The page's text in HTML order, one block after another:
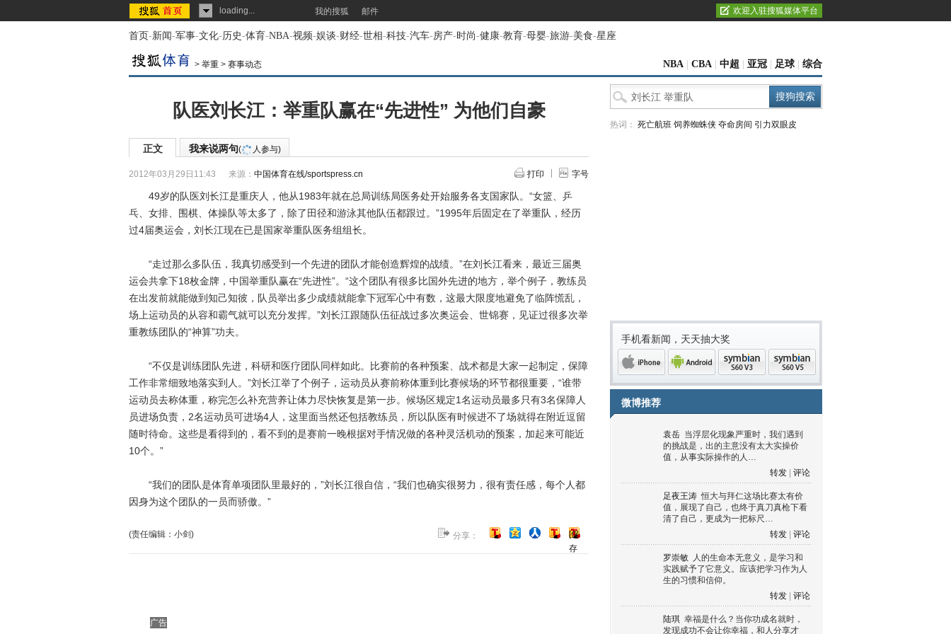
loading... 我的搜狐 邮件 欢迎入驻搜狐媒体平台
首页-新闻-军事-文化-历史-体育-NBA-视频-娱谈-财经-世相-科技-汽车-房产-时尚-健康-教育-母婴-旅游-美食-星座
> 举重 > 赛事动态 NBA CBA 中超 亚冠 足球 综合
队医刘长江：举重队赢在“先进性” 为他们自豪
正文 我来说两句( 人参与)
2012年03月29日11:43 来源： 中国体育在线/sportspress.cn 打印 字号
49岁的队医刘长江是重庆人，他从1983年就在总局训练局医务处开始服务各支国家队。“女篮、乒
乓、女排、围棋、体操队等太多了，除了田径和游泳其他队伍都跟过。”1995年后固定在了举重队，经历
过4届奥运会，刘长江现在已是国家举重队医务组组长。
“走过那么多队伍，我真切感受到一个先进的团队才能创造辉煌的战绩。”在刘长江看来，最近三届奥
运会共拿下18枚金牌，中国举重队赢在“先进性”。“这个团队有很多比国外先进的地方，举个例子，教练员
在出发前就能做到知己知彼，队员举出多少成绩就能拿下冠军心中有数，这最大限度地避免了临阵慌乱，
场上运动员的从容和霸气就可以充分发挥。”刘长江跟随队伍征战过多次奥运会、世锦赛，见证过很多次举
重教练团队的“神算”功夫。
“不仅是训练团队先进，科研和医疗团队同样如此。比赛前的各种预案、战术都是大家一起制定，保障
工作非常细致地落实到人。”刘长江举了个例子，运动员从赛前称体重到比赛候场的环节都很重要，“谁带
运动员去称体重，称完怎么补充营养让体力尽快恢复是第一步。候场区规定1名运动员最多只有3名保障人
员进场负责，2名运动员可进场4人，这里面当然还包括教练员，所以队医有时候进不了场就得在附近逗留
随时待命。这些是看得到的，看不到的是赛前一晚根据对手情况做的各种灵活机动的预案，加起来可能近
10个。”
“我们的团队是体育单项团队里最好的，”刘长江很自信，“我们也确实很努力，很有责任感，每个人都
因身为这个团队的一员而骄傲。”
(责任编辑：小剑) 分享：
[保
存
广告
热词： 死亡航班 饲养蜘蛛侠 夺命房间 引力双眼皮
手机看新闻，天天抽大奖
Android symbian
微博推荐
袁岳 当浮层化现象严重时，我们遇到
的挑战是，出的主意没有太大实操价
值，从事实际操作的人…
转发
评论
足夜王涛 恒大与拜仁这场比赛太有价
值，展现了自己，也终于真刀真枪下看
清了自己，更成为一把标尺…
转发
评论
罗崇敏 人的生命本无意义，是学习和
实践赋予了它意义。应该把学习作为人
生的习惯和信仰。
转发
评论
陆琪 幸福是什么？当你功成名就时，
发现成功不会让你幸福，和人分享才